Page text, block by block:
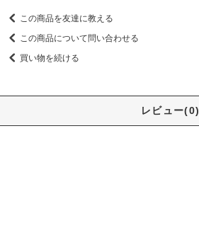
この商品を友達に教える
この商品について問い合わせる
買い物を続ける
レビュー(0)